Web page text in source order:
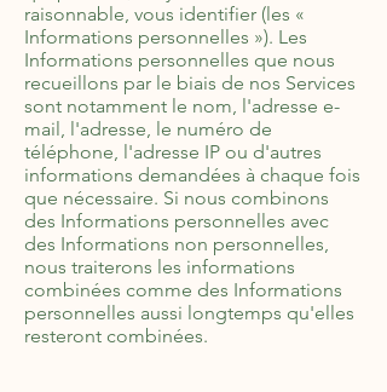
raisonnable, vous identifier (les «
Informations personnelles »). Les
Informations personnelles que nous
recueillons par le biais de nos Services
sont notamment le nom, l'adresse e-
mail, l'adresse, le numéro de
téléphone, l'adresse IP ou d'autres
informations demandées à chaque fois
que nécessaire. Si nous combinons
des Informations personnelles avec
des Informations non personnelles,
nous traiterons les informations
combinées comme des Informations
personnelles aussi longtemps qu'elles
resteront combinées.